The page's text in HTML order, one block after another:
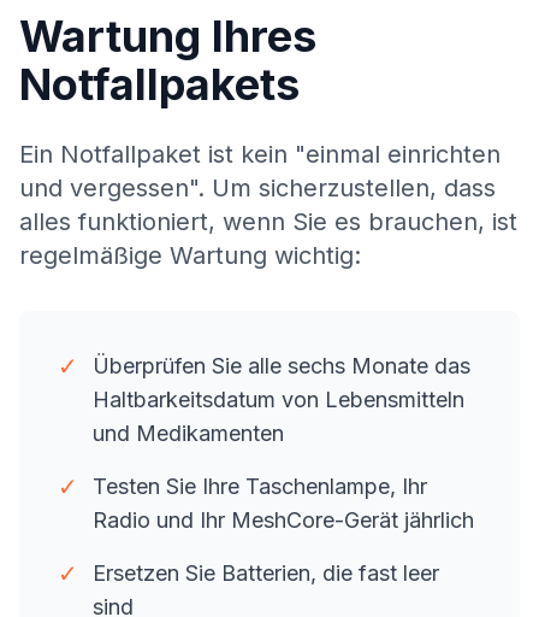
Wartung Ihres
Notfallpakets
Ein Notfallpaket ist kein "einmal einrichten
und vergessen". Um sicherzustellen, dass
alles funktioniert, wenn Sie es brauchen, ist
regelmäßige Wartung wichtig:
✓
Überprüfen Sie alle sechs Monate das
Haltbarkeitsdatum von Lebensmitteln
und Medikamenten
✓
Testen Sie Ihre Taschenlampe, Ihr
Radio und Ihr MeshCore-Gerät jährlich
✓
Ersetzen Sie Batterien, die fast leer
sind